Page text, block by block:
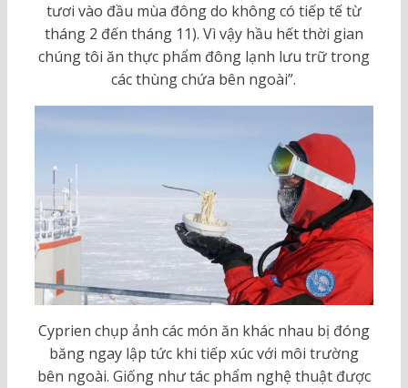
tươi vào đầu mùa đông do không có tiếp tế từ
tháng 2 đến tháng 11). Vì vậy hầu hết thời gian
chúng tôi ăn thực phẩm đông lạnh lưu trữ trong
các thùng chứa bên ngoài”.
Cyprien chụp ảnh các món ăn khác nhau bị đóng
băng ngay lập tức khi tiếp xúc với môi trường
bên ngoài. Giống như tác phẩm nghệ thuật được